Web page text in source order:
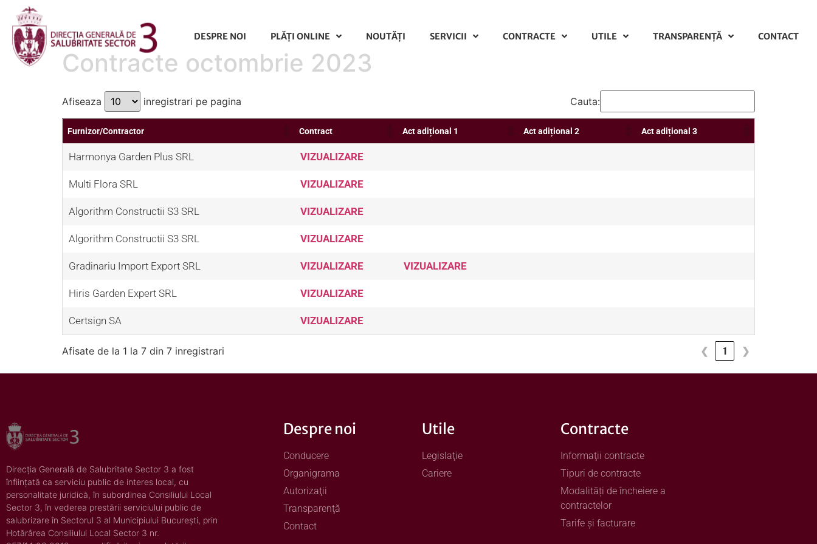
conținut
DESPRE NOI PLĂŢI ONLINE NOUTĂȚI SERVICII CONTRACTE UTILE TRANSPARENȚĂ CONTACT
Contracte octombrie 2023
Afiseaza inregistrari pe pagina Cauta:
Furnizor/Contractor Contract Act adițional 1 Act adițional 2 Act adițional 3
Harmonya Garden Plus SRL VIZUALIZARE
Multi Flora SRL VIZUALIZARE
Algorithm Constructii S3 SRL VIZUALIZARE
Algorithm Constructii S3 SRL VIZUALIZARE
Gradinariu Import Export SRL VIZUALIZARE VIZUALIZARE
Hiris Garden Expert SRL VIZUALIZARE
Certsign SA VIZUALIZARE
Afisate de la 1 la 7 din 7 inregistrari ❮ 1 ❯
Direcția Generală de Salubritate Sector 3 a fost
înființată ca serviciu public de interes local, cu
personalitate juridică, în subordinea Consiliului Local
Sector 3, în vederea prestării serviciului public de
salubrizare în Sectorul 3 al Municipiului București, prin
Hotărârea Consiliului Local Sector 3 nr.
Despre noi
Conducere
Organigrama
Autorizaţii
Transparenţă
Contact
Utile
Legislaţie
Cariere
Contracte
Informaţii contracte
Tipuri de contracte
Modalități de încheiere a
contractelor
Tarife și facturare